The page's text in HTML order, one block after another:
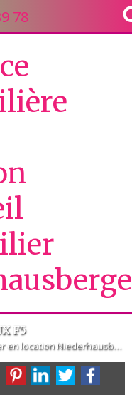
78
F5
location Niederhausbergen